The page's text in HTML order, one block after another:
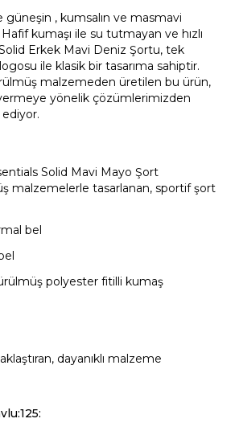
güneşin , kumsalın ve masmavi
Hafif kumaşı ile su tutmayan ve hızlı
Erkek Mavi Deniz Şortu, tek
ile klasik bir tasarıma sahiptir.
malzemeden üretilen bu ürün,
yönelik çözümlerimizden
Solid Mavi Mayo Şort
malzemelerle tasarlanan, sportif şort
bel
polyester fitilli kumaş
dayanıklı malzeme